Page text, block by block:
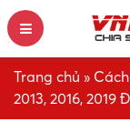
Trang chủ »
2013, 2016, 2019